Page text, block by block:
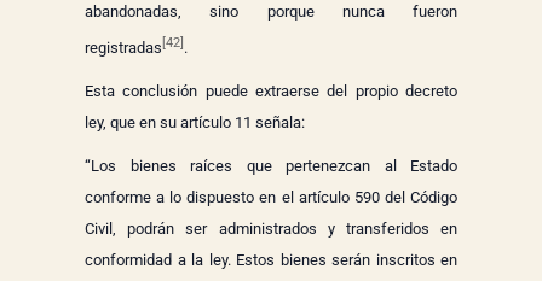
abandonadas, sino porque nunca fueron
registradas[42] .
Esta conclusión puede extraerse del propio decreto
ley, que en su artículo 11 señala:
“Los bienes raíces que pertenezcan al Estado
conforme a lo dispuesto en el artículo 590 del Código
Civil, podrán ser administrados y transferidos en
conformidad a la ley. Estos bienes serán inscritos en